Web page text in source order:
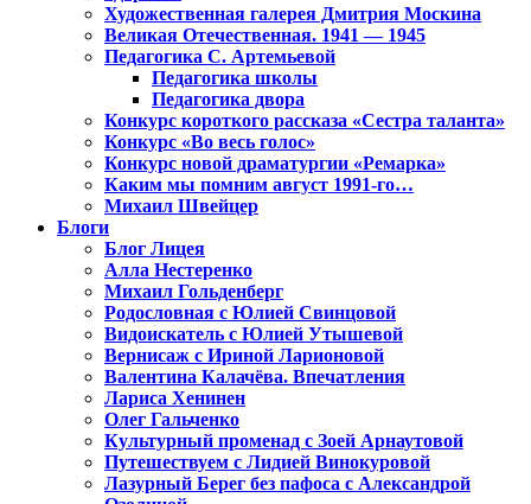
Художественная галерея Дмитрия Москина
Великая Отечественная. 1941 — 1945
Педагогика С. Артемьевой
Педагогика школы
Педагогика двора
Конкурс короткого рассказа «Сестра таланта»
Конкурс «Во весь голос»
Конкурс новой драматургии «Ремарка»
Каким мы помним август 1991-го…
Михаил Швейцер
Блоги
Блог Лицея
Алла Нестеренко
Михаил Гольденберг
Родословная с Юлией Свинцовой
Видоискатель с Юлией Утышевой
Вернисаж с Ириной Ларионовой
Валентина Калачёва. Впечатления
Лариса Хенинен
Олег Гальченко
Культурный променад с Зоей Арнаутовой
Путешествуем с Лидией Винокуровой
Лазурный Берег без пафоса с Александрой